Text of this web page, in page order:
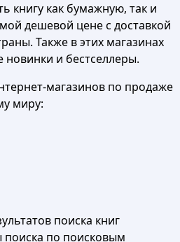
книгу как бумажную, так и
дешевой цене с доставкой
Также в этих магазинах
и бестселлеры.
магазинов по продаже
миру:
поиска книг
поиска по поисковым